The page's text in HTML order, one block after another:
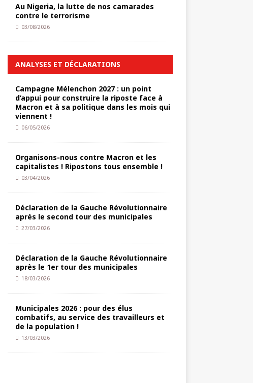
Au Nigeria, la lutte de nos camarades
contre le terrorisme
03/08/2026
ANALYSES ET DÉCLARATIONS
Campagne Mélenchon 2027 : un point
d’appui pour construire la riposte face à
Macron et à sa politique dans les mois qui
viennent !
06/05/2026
Organisons-nous contre Macron et les
capitalistes ! Ripostons tous ensemble !
03/04/2026
Déclaration de la Gauche Révolutionnaire
après le second tour des municipales
27/03/2026
Déclaration de la Gauche Révolutionnaire
après le 1er tour des municipales
18/03/2026
Municipales 2026 : pour des élus
combatifs, au service des travailleurs et
de la population !
13/03/2026